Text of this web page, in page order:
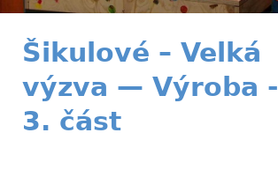
Šikulové – Velká
výzva — Výroba -
3. část